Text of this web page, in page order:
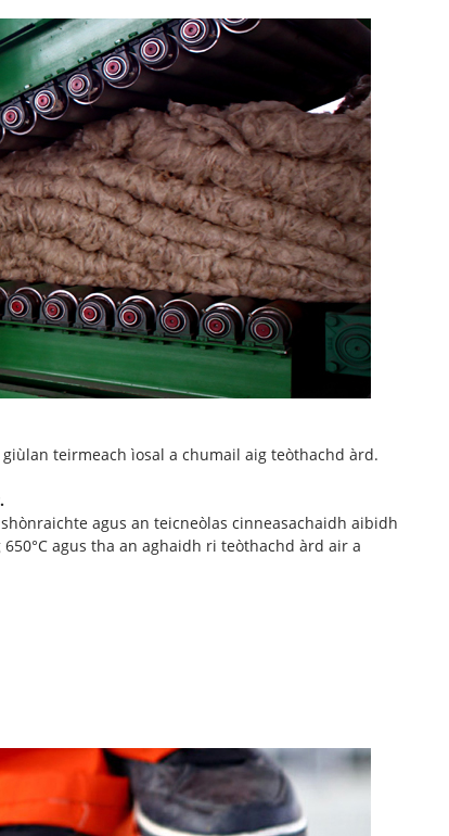
teirmeach ìosal a chumail aig teòthachd àrd.
agus an teicneòlas cinneasachaidh aibidh
agus tha an aghaidh ri teòthachd àrd air a